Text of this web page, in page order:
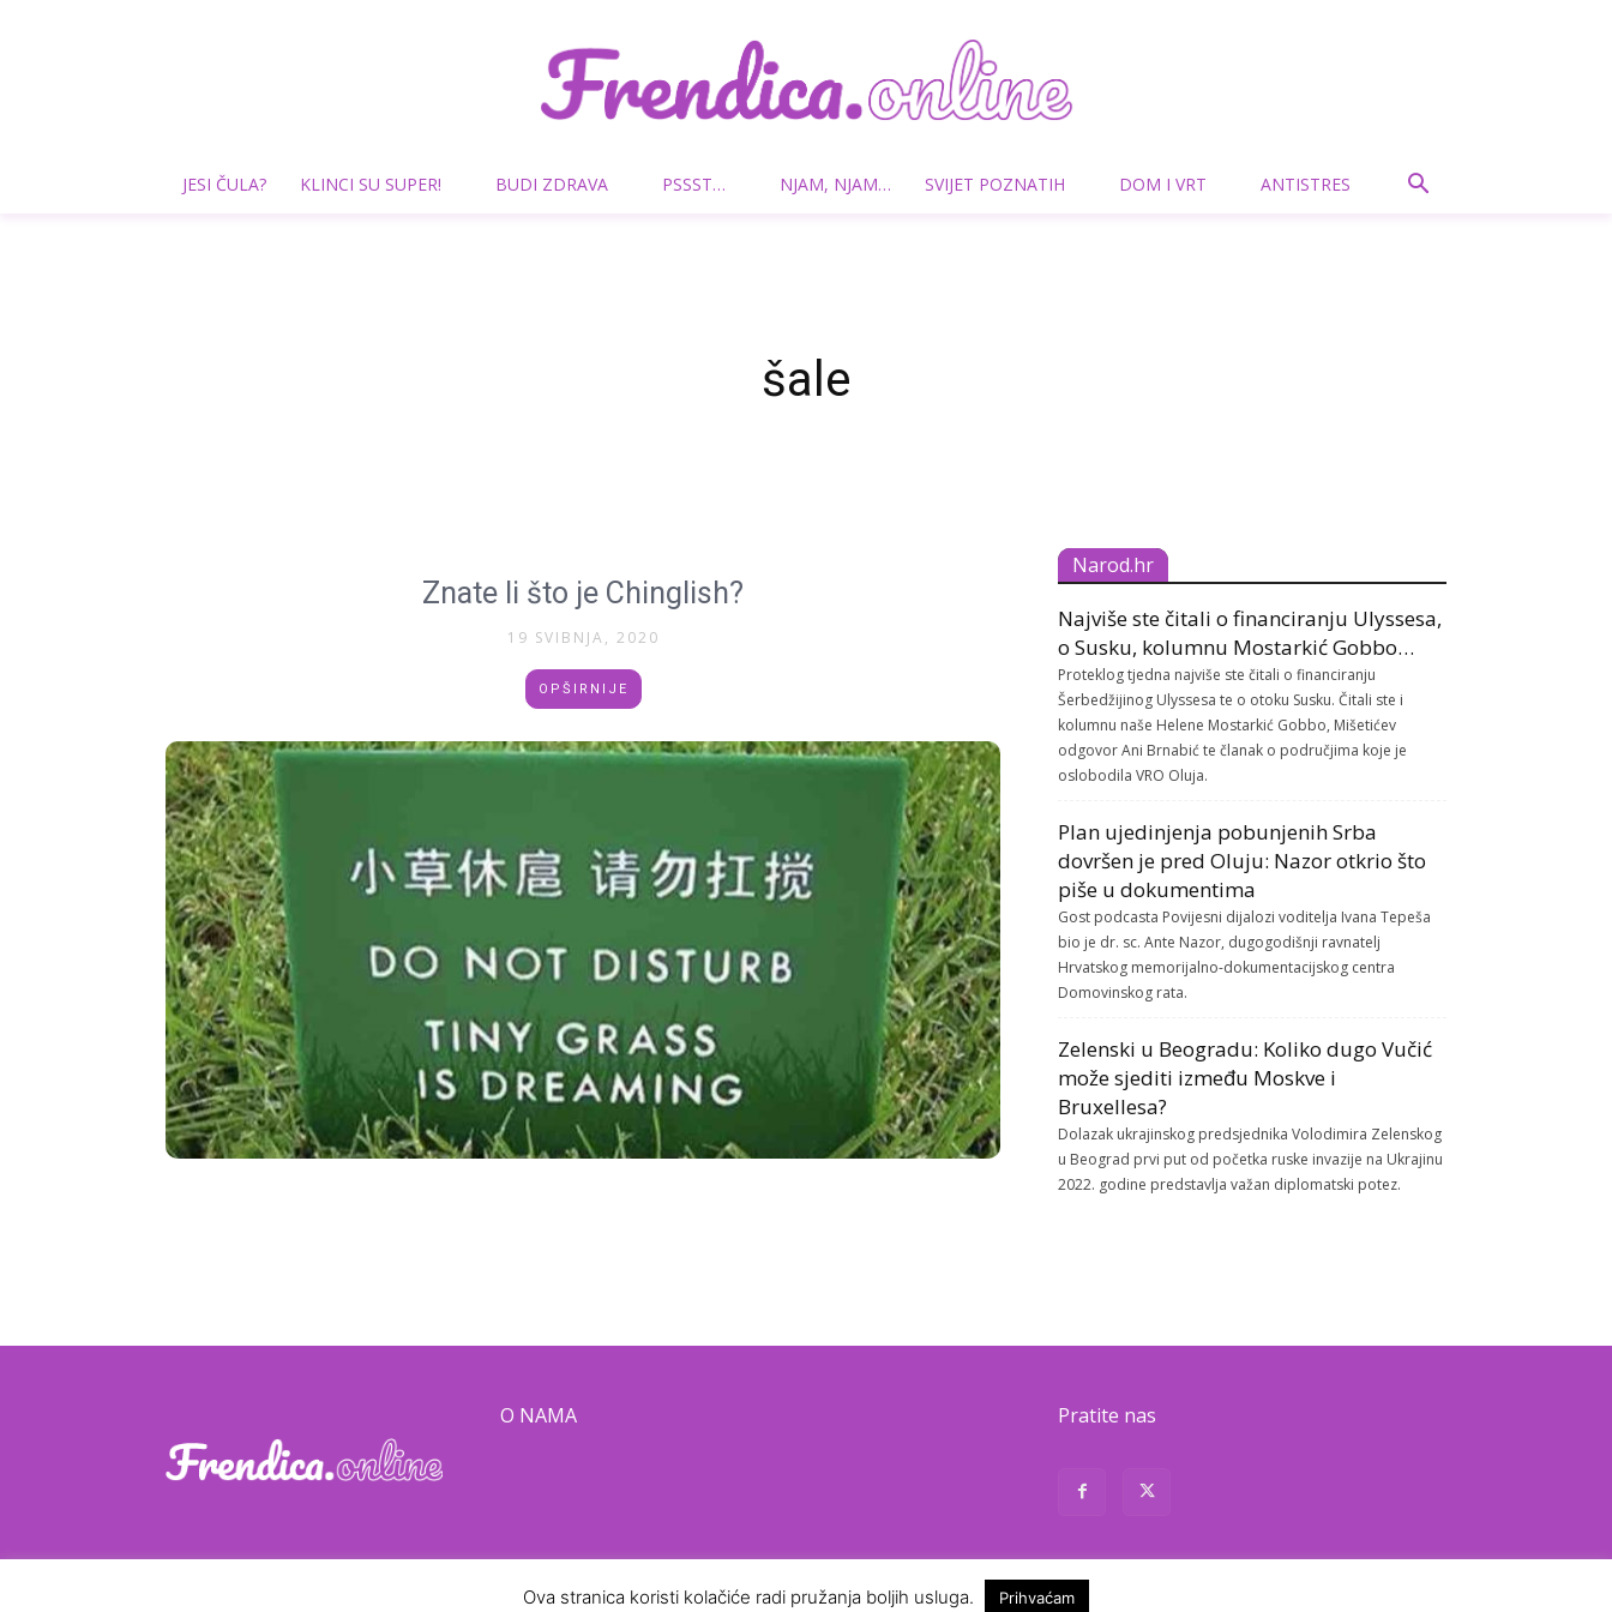
Frendica.online
JESI ČULA? KLINCI SU SUPER! BUDI ZDRAVA PSSST… NJAM, NJAM… SVIJET POZNATIH DOM I VRT ANTISTRES
šale
Znate li što je Chinglish?
19 SVIBNJA, 2020
OPŠIRNIJE
Narod.hr
Najviše ste čitali o financiranju Ulyssesa,
o Susku, kolumnu Mostarkić Gobbo…
Proteklog tjedna najviše ste čitali o financiranju
Šerbedžijinog Ulyssesa te o otoku Susku. Čitali ste i
kolumnu naše Helene Mostarkić Gobbo, Mišetićev
odgovor Ani Brnabić te članak o područjima koje je
oslobodila VRO Oluja.
Plan ujedinjenja pobunjenih Srba
dovršen je pred Oluju: Nazor otkrio što
piše u dokumentima
Gost podcasta Povijesni dijalozi voditelja Ivana Tepeša
bio je dr. sc. Ante Nazor, dugogodišnji ravnatelj
Hrvatskog memorijalno-dokumentacijskog centra
Domovinskog rata.
Zelenski u Beogradu: Koliko dugo Vučić
može sjediti između Moskve i
Bruxellesa?
Dolazak ukrajinskog predsjednika Volodimira Zelenskog
u Beograd prvi put od početka ruske invazije na Ukrajinu
2022. godine predstavlja važan diplomatski potez.
O NAMA Pratite nas
Ova stranica koristi kolačiće radi pružanja boljih usluga. Prihvaćam